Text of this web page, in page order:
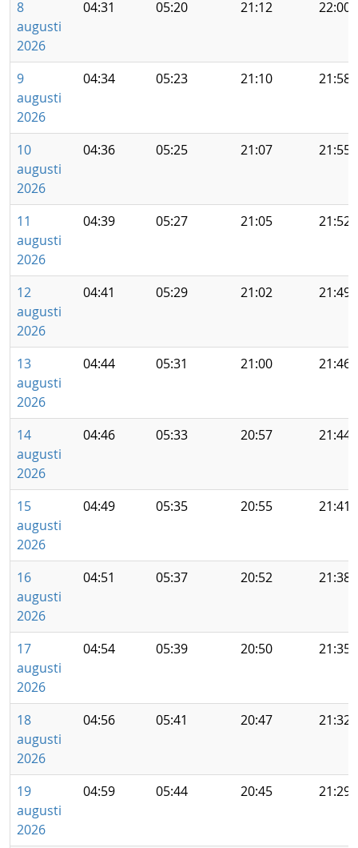
8
augusti
2026
04:31 05:20 21:12 22:00
9
augusti
2026
04:34 05:23 21:10 21:58
10
augusti
2026
04:36 05:25 21:07 21:55
11
augusti
2026
04:39 05:27 21:05 21:52
12
augusti
2026
04:41 05:29 21:02 21:49
13
augusti
2026
04:44 05:31 21:00 21:46
14
augusti
2026
04:46 05:33 20:57 21:44
15
augusti
2026
04:49 05:35 20:55 21:41
16
augusti
2026
04:51 05:37 20:52 21:38
17
augusti
2026
04:54 05:39 20:50 21:35
18
augusti
2026
04:56 05:41 20:47 21:32
19
augusti
2026
04:59 05:44 20:45 21:29